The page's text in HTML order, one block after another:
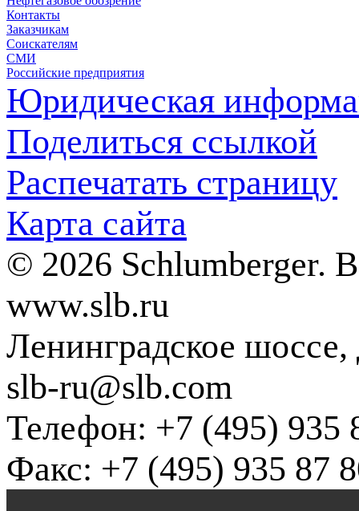
Контакты
Заказчикам
Соискателям
СМИ
Российские предприятия
Юридическая
Поделиться ссылкой
Распечатать страницу
Карта сайта
© 2026 Schlumberger.
www.slb.ru
Ленинградское
slb-ru@slb.com
Телефон: +7 (495) 935
Факс: +7 (495) 935 87